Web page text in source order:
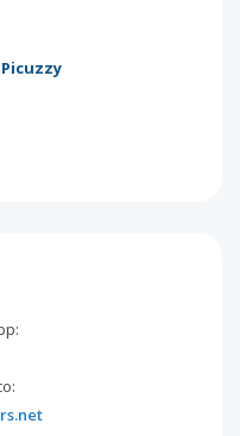
Picuzzy